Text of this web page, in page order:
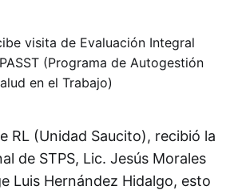
RL (Unidad Saucito), recibió la
de STPS, Lic. Jesús Morales
Luis Hernández Hidalgo, esto